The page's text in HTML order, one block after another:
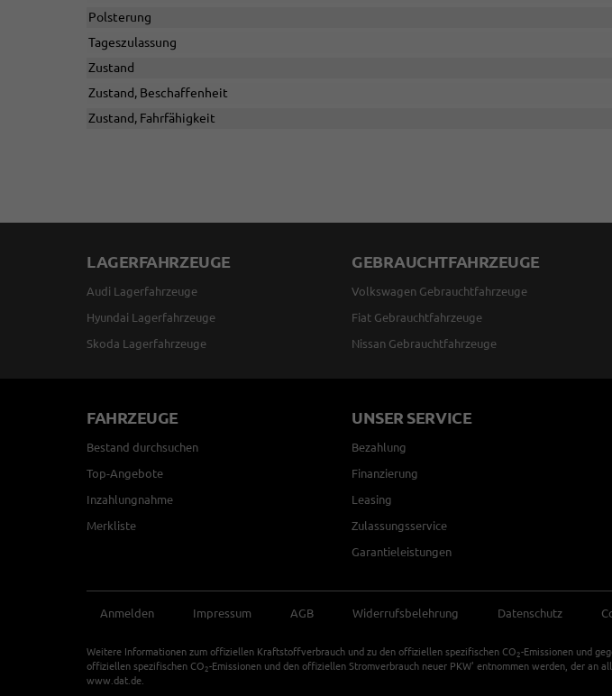
Polsterung
Tageszulassung
Zustand
Zustand, Beschaffenheit
Zustand, Fahrfähigkeit
LAGERFAHRZEUGE
Audi Lagerfahrzeuge
Hyundai Lagerfahrzeuge
Skoda Lagerfahrzeuge
GEBRAUCHTFAHRZEUGE
Volkswagen Gebrauchtfahrzeuge
Fiat Gebrauchtfahrzeuge
Nissan Gebrauchtfahrzeuge
FAHRZEUGE
Bestand durchsuchen
Top-Angebote
Inzahlungnahme
Merkliste
UNSER SERVICE
Bezahlung
Finanzierung
Leasing
Zulassungsservice
Garantieleistungen
Anmelden Impressum AGB Widerrufsbelehrung Datenschutz
Weitere Informationen zum offiziellen Kraftstoffverbrauch und zu den offiziellen spezifischen CO 2-Emissionen und
offiziellen spezifischen CO 2-Emissionen und den offiziellen Stromverbrauch neuer PKW' entnommen werden, der
www.dat.de.